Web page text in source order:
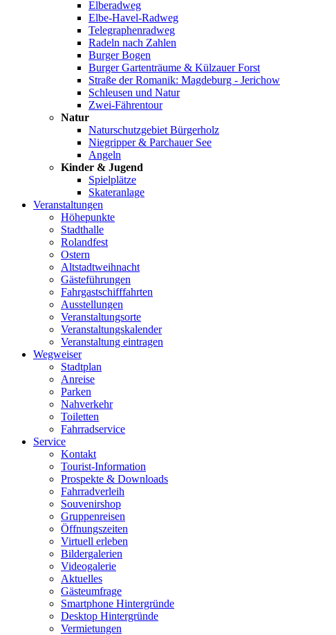
Elberadweg
Elbe-Havel-Radweg
Telegraphenradweg
Radeln nach Zahlen
Burger Bogen
Burger Gartenträume & Külzauer Forst
Straße der Romanik: Magdeburg - Jerichow
Schleusen und Natur
Zwei-Fährentour
Natur
Naturschutzgebiet Bürgerholz
Niegripper & Parchauer See
Angeln
Kinder & Jugend
Spielplätze
Skateranlage
Veranstaltungen
Höhepunkte
Stadthalle
Rolandfest
Ostern
Altstadtweihnacht
Gästeführungen
Fahrgastschifffahrten
Ausstellungen
Veranstaltungsorte
Veranstaltungskalender
Veranstaltung eintragen
Wegweiser
Stadtplan
Anreise
Parken
Nahverkehr
Toiletten
Fahrradservice
Service
Kontakt
Tourist-Information
Prospekte & Downloads
Fahrradverleih
Souvenirshop
Gruppenreisen
Öffnungszeiten
Virtuell erleben
Bildergalerien
Videogalerie
Aktuelles
Gästeumfrage
Smartphone Hintergründe
Desktop Hintergründe
Vermietungen